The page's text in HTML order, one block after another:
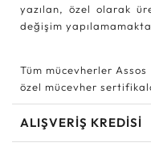
yazılan, özel olarak
değişim
Tüm mücevherler
özel mücevher
ALIŞVERİŞ KREDİSİ